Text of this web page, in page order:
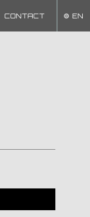
CONTACT EN